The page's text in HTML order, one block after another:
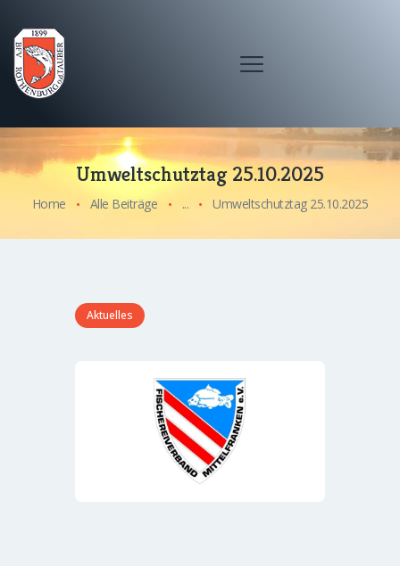
Umweltschutztag 25.10.2025
Home Alle Beiträge ... Umweltschutztag 25.10.2025
Aktuelles